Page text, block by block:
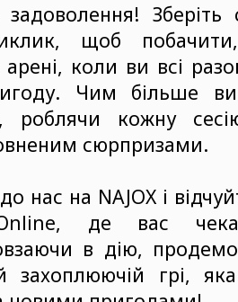
Зберіть
щоб
арені, коли ви всі
Чим більше
роблячи кожну
сюрпризами.
нас на NAJOX і
де вас
в дію,
захоплюючій грі,